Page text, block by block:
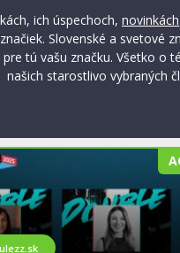
ich úspechoch, novinkách
Slovenské a svetové
tú vašu značku. Všetko o
našich starostlivo vybraných